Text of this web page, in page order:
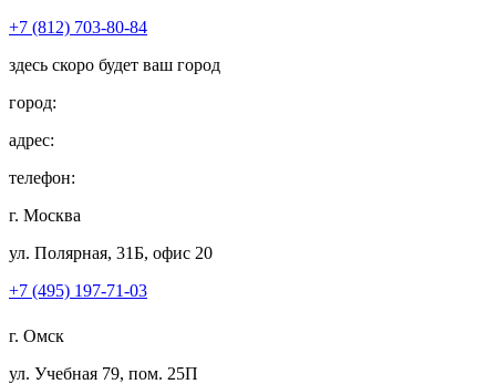
+7 (812) 703-80-84
здесь скоро будет ваш город
город:
адрес:
телефон:
г. Москва
ул. Полярная, 31Б, офис 20
+7 (495) 197-71-03
г. Омск
ул. Учебная 79, пом. 25П